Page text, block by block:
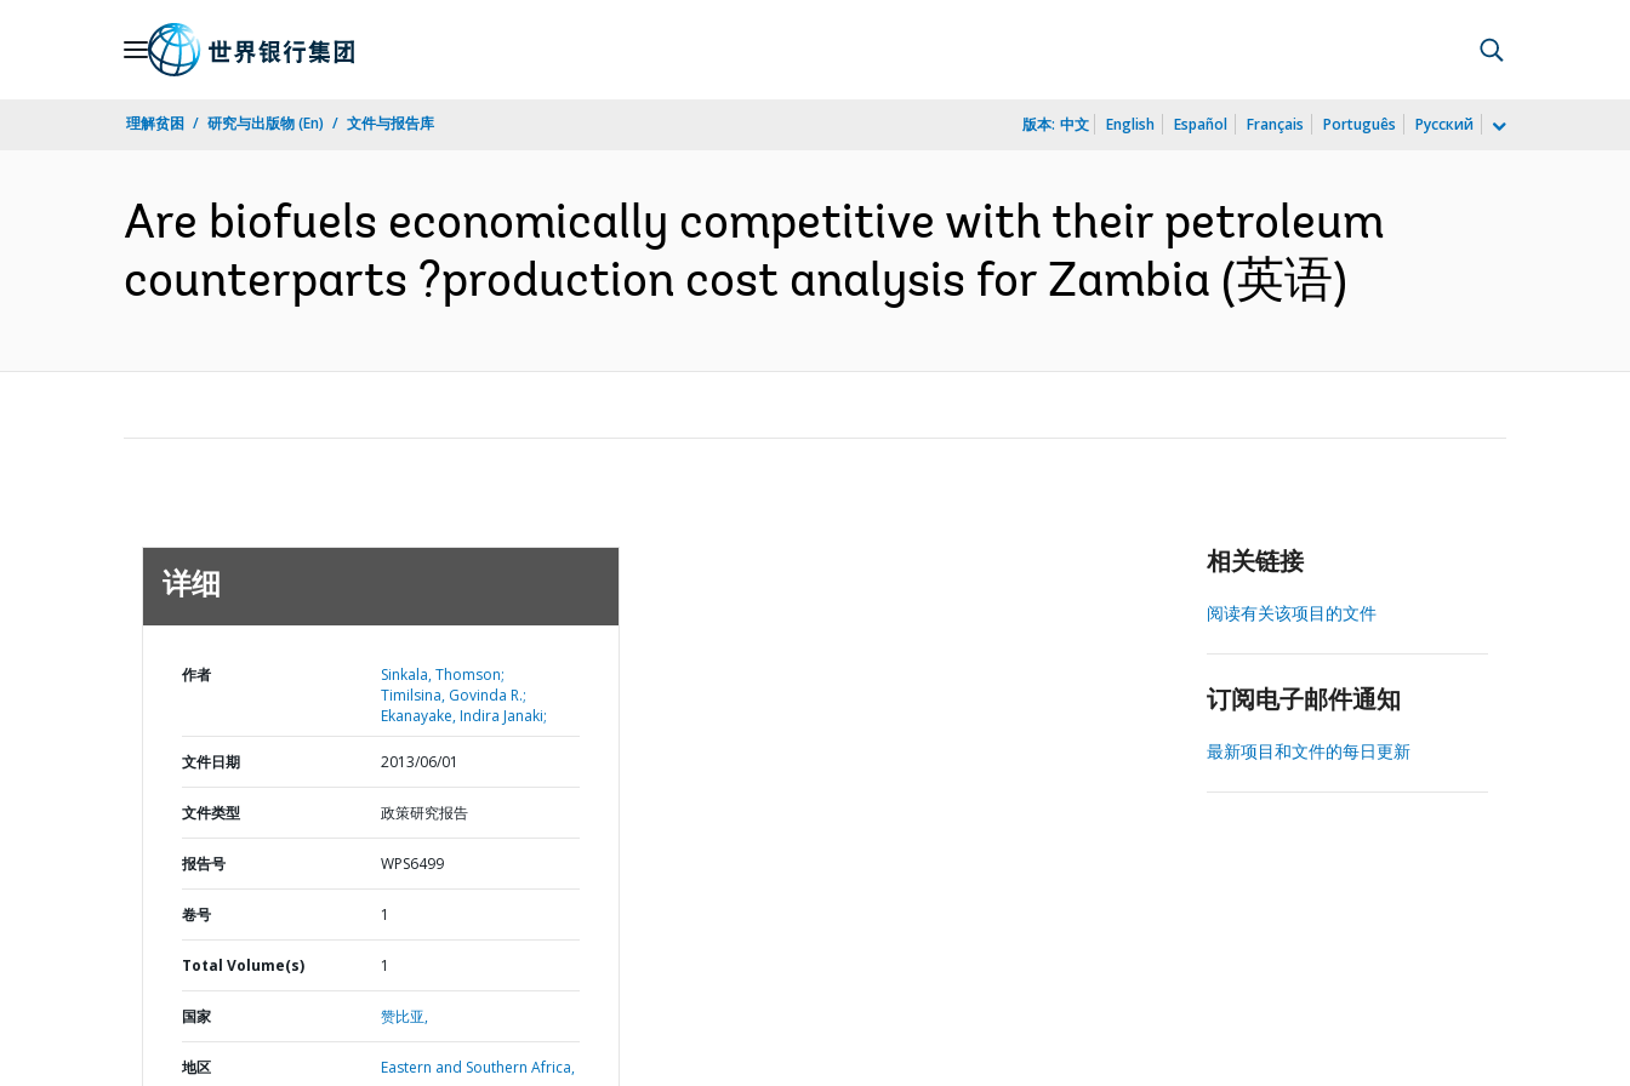
理解贫困 研究与出版物 (En) 文件与报告库 版本: 中文 English Español Français Português Русский
Are biofuels economically competitive with their petroleum
counterparts ?production cost analysis for Zambia (英语)
详细
作者
Sinkala, Thomson;
Timilsina, Govinda R.;
Ekanayake, Indira Janaki;
文件日期 2013/06/01
文件类型 政策研究报告
报告号 WPS6499
卷号 1
Total Volume(s) 1
国家 赞比亚,
地区 Eastern and Southern Africa,
相关链接
阅读有关该项目的文件
订阅电子邮件通知
最新项目和文件的每日更新